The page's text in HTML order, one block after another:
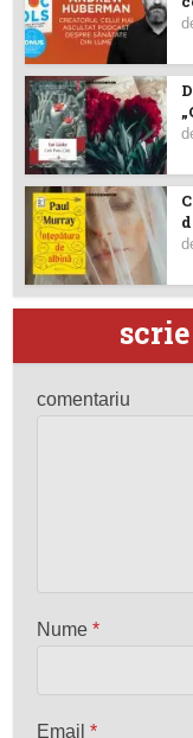
comentariu
Nume*
Email*